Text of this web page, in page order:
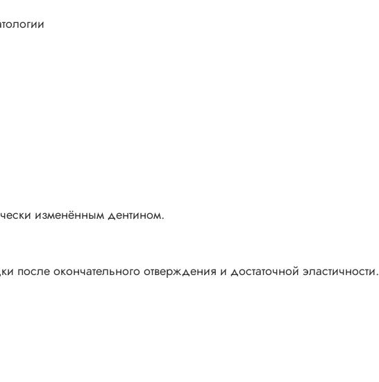
изменённым дентином.
после окончательного отверждения и достаточной эластичности.